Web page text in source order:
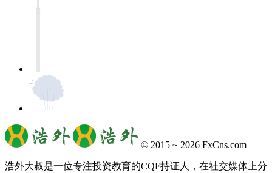
© 2015 ~ 2026FxCns.com
浩外大叔是一位专注投资教育的CQF持证人，在社交媒体上分